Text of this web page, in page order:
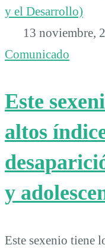
y el Desarrollo)
13 noviembre,
Comunicado
Este
altos
y
Este sexenio tiene